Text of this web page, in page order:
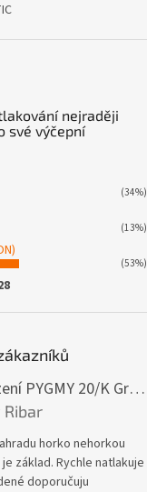
nejraději
své výčepní
(34%)
(13%)
(53%)
Výčepní zařízení PYGMY 20/K Green Line NEW komplet BAJONET
je 5 z 5 hvězdiček.
horko nehorkou
základ. Rychle natlakuje
doporučuju